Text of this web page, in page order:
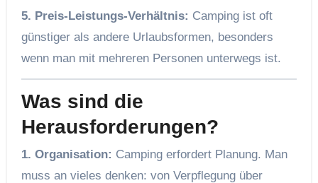
5. Preis-Leistungs-Verhältnis: Camping ist oft
günstiger als andere Urlaubsformen, besonders
wenn man mit mehreren Personen unterwegs ist.
Was sind die
Herausforderungen?
1. Organisation: Camping erfordert Planung. Man
muss an vieles denken: von Verpflegung über